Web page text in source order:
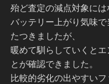
殆ど査定の減点対象には
バッテリー上がり気味
たつきましたが、
暖めて馴らしていくと
とが確認できました。
比較的劣化の出やすいフ